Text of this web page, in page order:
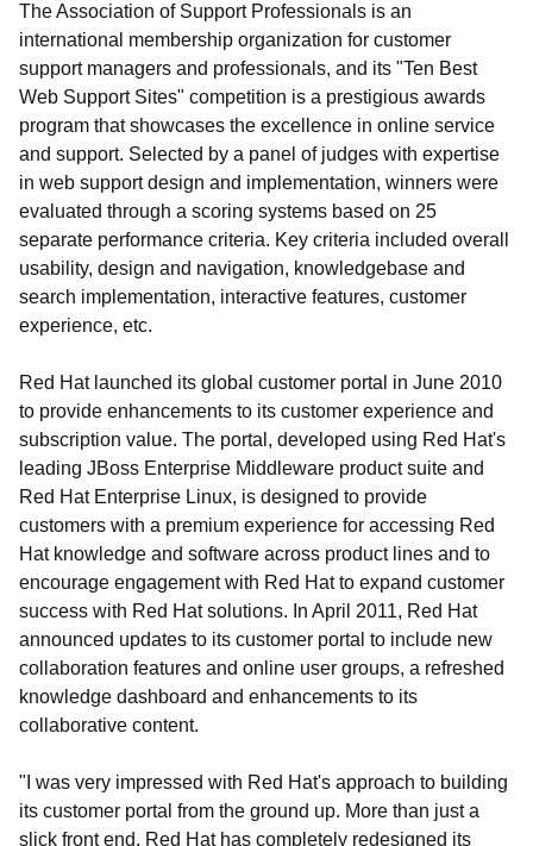
The Association of Support Professionals is an
international membership organization for customer
support managers and professionals, and its "Ten Best
Web Support Sites" competition is a prestigious awards
program that showcases the excellence in online service
and support. Selected by a panel of judges with expertise
in web support design and implementation, winners were
evaluated through a scoring systems based on 25
separate performance criteria. Key criteria included overall
usability, design and navigation, knowledgebase and
search implementation, interactive features, customer
experience, etc.
Red Hat launched its global customer portal in June 2010
to provide enhancements to its customer experience and
subscription value. The portal, developed using Red Hat's
leading JBoss Enterprise Middleware product suite and
Red Hat Enterprise Linux, is designed to provide
customers with a premium experience for accessing Red
Hat knowledge and software across product lines and to
encourage engagement with Red Hat to expand customer
success with Red Hat solutions. In April 2011, Red Hat
announced updates to its customer portal to include new
collaboration features and online user groups, a refreshed
knowledge dashboard and enhancements to its
collaborative content.
"I was very impressed with Red Hat's approach to building
its customer portal from the ground up. More than just a
slick front end, Red Hat has completely redesigned its